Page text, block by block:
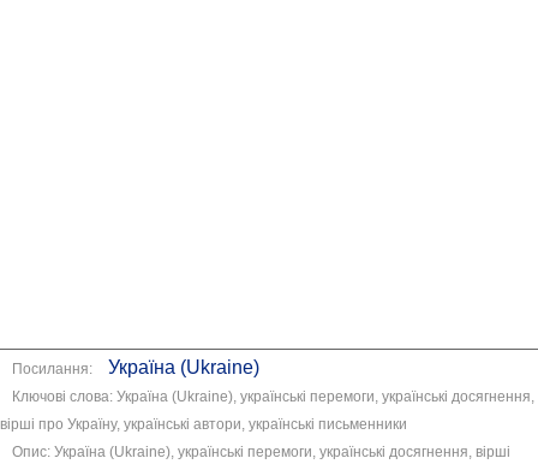
Посилання: Україна (Ukraine)
Ключові слова: Україна (Ukraine), українські перемоги, українські досягнення,
вірші про Україну, українські автори, українські письменники
Опис: Україна (Ukraine), українські перемоги, українські досягнення, вірші